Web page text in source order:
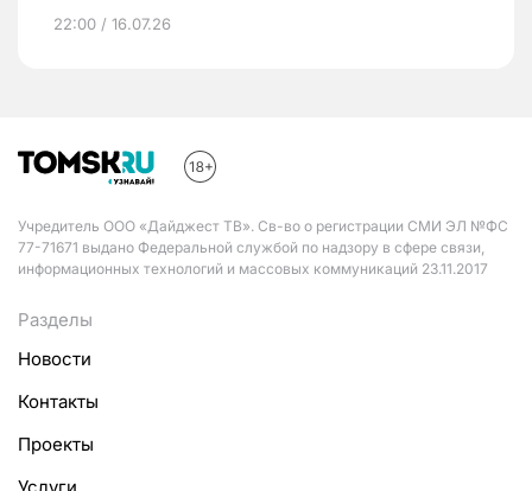
22:00 / 16.07.26
Учредитель ООО «Дайджест ТВ». Св-во о регистрации СМИ ЭЛ №ФС
77-71671 выдано Федеральной службой по надзору в сфере связи,
информационных технологий и массовых коммуникаций 23.11.2017
Разделы
Новости
Контакты
Проекты